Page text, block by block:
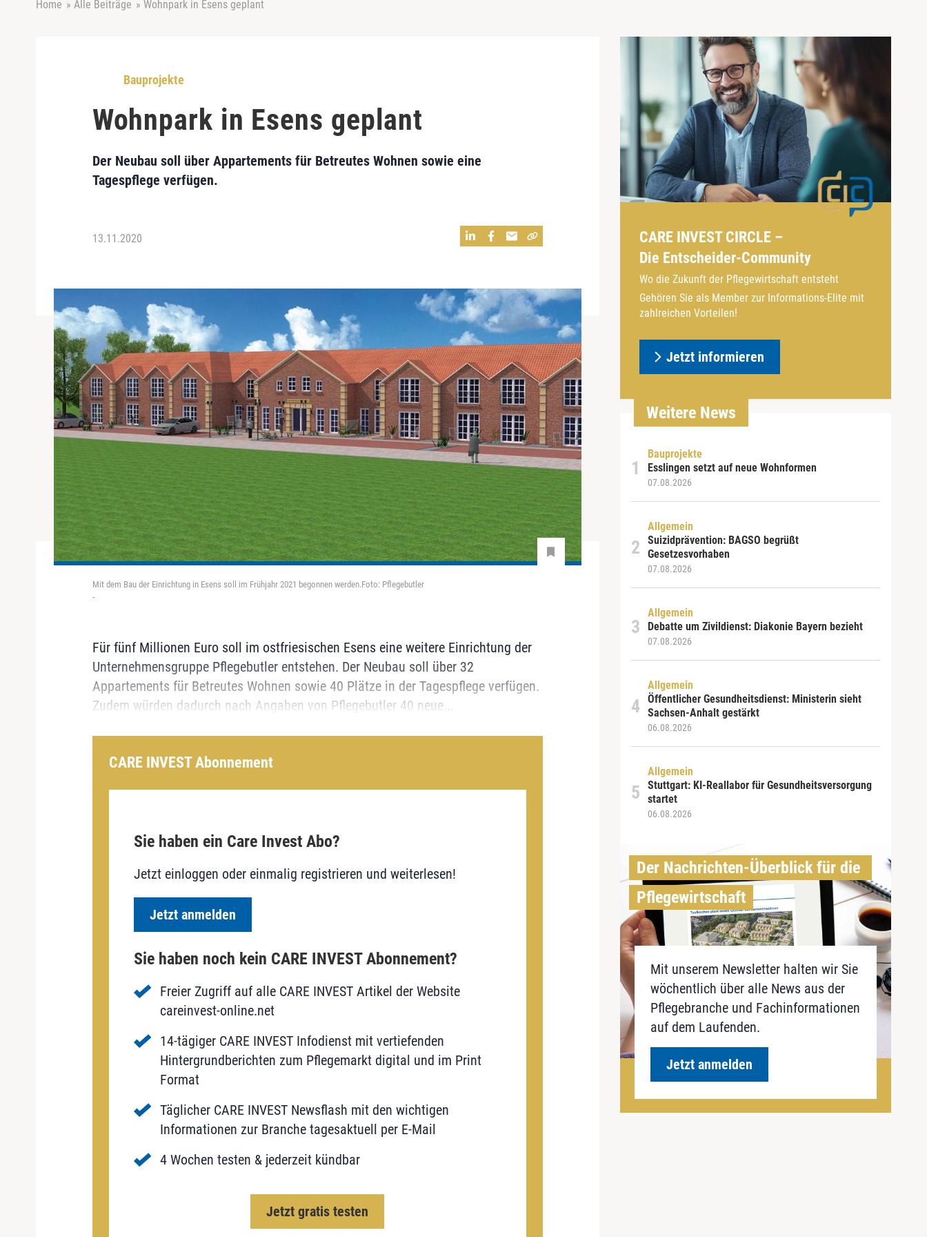
Home » Alle Beiträge » Wohnpark in Esens geplant
Bauprojekte
Wohnpark in Esens geplant
Der Neubau soll über Appartements für Betreutes Wohnen sowie eine
Tagespflege verfügen.
13.11.2020
Mit dem Bau der Einrichtung in Esens soll im Frühjahr 2021 begonnen werden.Foto: Pflegebutler
-
Für fünf Millionen Euro soll im ostfriesischen Esens eine weitere Einrichtung der
Unternehmensgruppe Pflegebutler entstehen. Der Neubau soll über 32
Appartements für Betreutes Wohnen sowie 40 Plätze in der Tagespflege verfügen.
Zudem würden dadurch nach Angaben von Pflegebutler 40 neue...
CARE INVEST Abonnement
Sie haben ein Care Invest Abo?
Jetzt einloggen oder einmalig registrieren und weiterlesen!
Jetzt anmelden
Sie haben noch kein CARE INVEST Abonnement?
Freier Zugriff auf alle CARE INVEST Artikel der Website
careinvest-online.net
14-tägiger CARE INVEST Infodienst mit vertiefenden
Hintergrundberichten zum Pflegemarkt digital und im Print
Format
Täglicher CARE INVEST Newsflash mit den wichtigen
Informationen zur Branche tagesaktuell per E-Mail
4 Wochen testen & jederzeit kündbar
Jetzt gratis testen
CARE INVEST CIRCLE –
Die Entscheider-Community
Wo die Zukunft der Pflegewirtschaft entsteht
Gehören Sie als Member zur Informations-Elite mit
zahlreichen Vorteilen!
Jetzt informieren
Weitere News
Bauprojekte
Esslingen setzt auf neue Wohnformen
07.08.2026
Allgemein
Suizidprävention: BAGSO begrüßt
Gesetzesvorhaben
07.08.2026
Allgemein
Debatte um Zivildienst: Diakonie Bayern bezieht
07.08.2026
Allgemein
Öffentlicher Gesundheitsdienst: Ministerin sieht
Sachsen-Anhalt gestärkt
06.08.2026
Allgemein
Stuttgart: KI-Reallabor für Gesundheitsversorgung
startet
06.08.2026
Der Nachrichten-Überblick für die
Pflegewirtschaft
Mit unserem Newsletter halten wir Sie
wöchentlich über alle News aus der
Pflegebranche und Fachinformationen
auf dem Laufenden.
Jetzt anmelden